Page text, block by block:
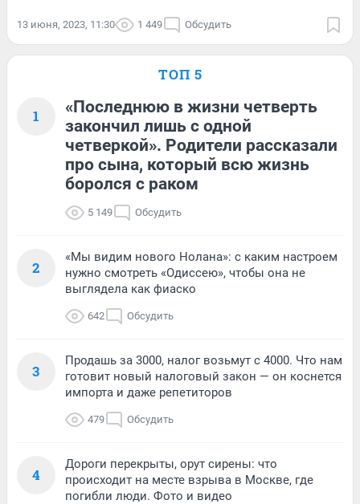
13 июня, 2023, 11:30 1 449 Обсудить
ТОП 5
1
«Последнюю в жизни четверть
закончил лишь с одной
четверкой». Родители рассказали
про сына, который всю жизнь
боролся с раком
5 149 Обсудить
2
«Мы видим нового Нолана»: с каким настроем
нужно смотреть «Одиссею», чтобы она не
выглядела как фиаско
642 Обсудить
3
Продашь за 3000, налог возьмут с 4000. Что нам
готовит новый налоговый закон — он коснется
импорта и даже репетиторов
479 Обсудить
4
Дороги перекрыты, орут сирены: что
происходит на месте взрыва в Москве, где
погибли люди. Фото и видео